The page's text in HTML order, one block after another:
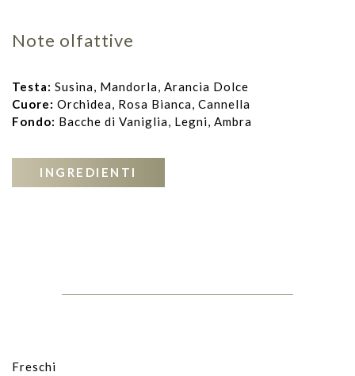
Note olfattive
Testa: Susina, Mandorla, Arancia Dolce
Cuore: Orchidea, Rosa Bianca, Cannella
Fondo: Bacche di Vaniglia, Legni, Ambra
INGREDIENTI
Freschi